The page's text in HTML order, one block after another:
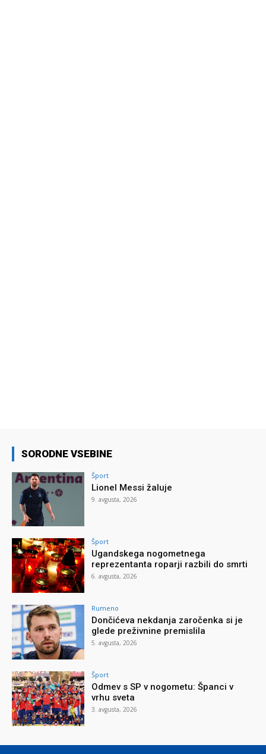
SORODNE VSEBINE
Šport
Lionel Messi žaluje
9. avgusta, 2026
Šport
Ugandskega nogometnega
reprezentanta roparji razbili do smrti
6. avgusta, 2026
Rumeno
Dončićeva nekdanja zaročenka si je
glede preživnine premislila
5. avgusta, 2026
Šport
Odmev s SP v nogometu: Španci v
vrhu sveta
3. avgusta, 2026